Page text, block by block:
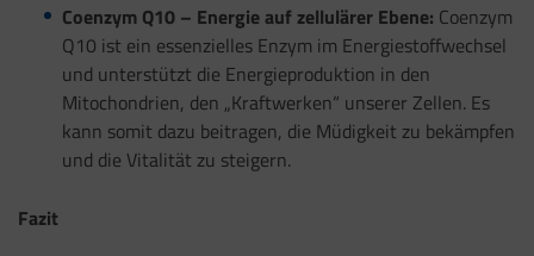
Coenzym Q10 – Energie auf zellulärer Ebene: Coenzym
Q10 ist ein essenzielles Enzym im Energiestoffwechsel
und unterstützt die Energieproduktion in den
Mitochondrien, den „Kraftwerken“ unserer Zellen. Es
kann somit dazu beitragen, die Müdigkeit zu bekämpfen
und die Vitalität zu steigern.
Fazit